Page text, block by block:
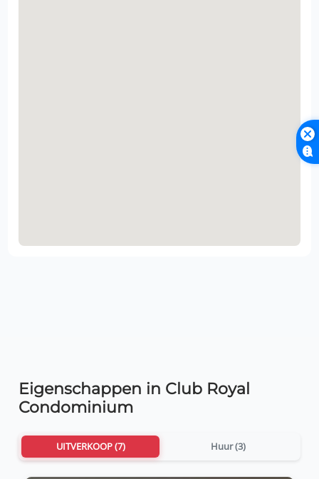
Eigenschappen in Club Royal
Condominium
UITVERKOOP (7) Huur (3)